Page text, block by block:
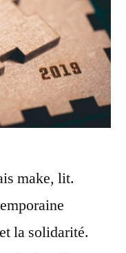
make, lit.
la solidarité.